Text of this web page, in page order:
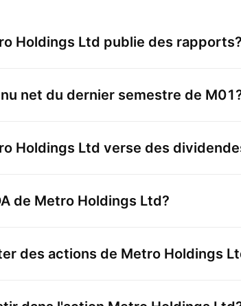
Holdings Ltd publie des rapports?
net du dernier semestre de M01
Holdings Ltd verse des
de Metro Holdings Ltd?
des actions de Metro Holdings